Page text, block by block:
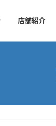
店舗紹介